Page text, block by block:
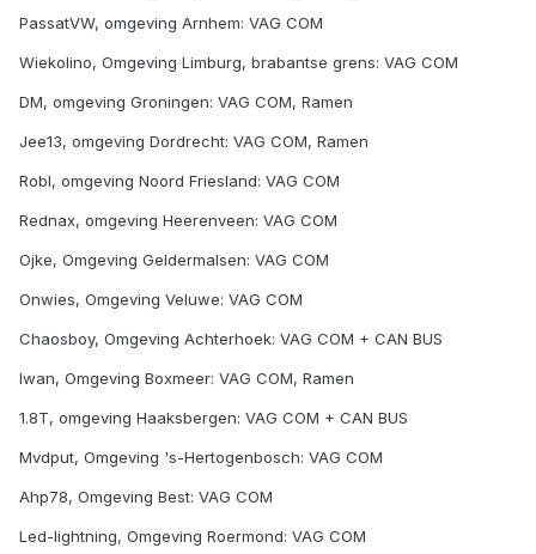
PassatVW, omgeving Arnhem: VAG COM
Wiekolino, Omgeving Limburg, brabantse grens: VAG COM
DM, omgeving Groningen: VAG COM, Ramen
Jee13, omgeving Dordrecht: VAG COM, Ramen
Robl, omgeving Noord Friesland: VAG COM
Rednax, omgeving Heerenveen: VAG COM
Ojke, Omgeving Geldermalsen: VAG COM
Onwies, Omgeving Veluwe: VAG COM
Chaosboy, Omgeving Achterhoek: VAG COM + CAN BUS
Iwan, Omgeving Boxmeer: VAG COM, Ramen
1.8T, omgeving Haaksbergen: VAG COM + CAN BUS
Mvdput, Omgeving 's-Hertogenbosch: VAG COM
Ahp78, Omgeving Best: VAG COM
Led-lightning, Omgeving Roermond: VAG COM